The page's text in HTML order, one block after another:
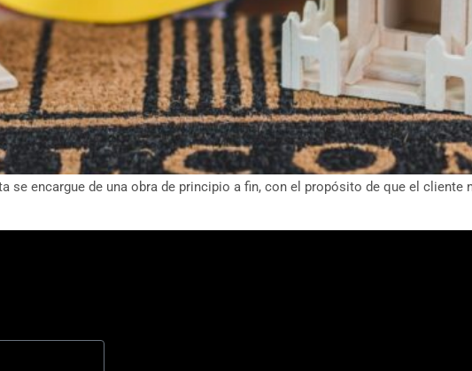
se encargue de una obra de principio a fin, con el propósito de que el cliente